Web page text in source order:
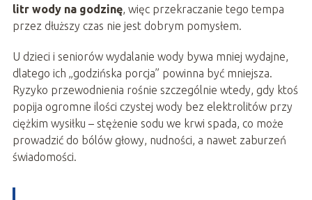
litr wody na godzinę, więc przekraczanie tego tempa
przez dłuższy czas nie jest dobrym pomysłem.
U dzieci i seniorów wydalanie wody bywa mniej wydajne,
dlatego ich „godzińska porcja” powinna być mniejsza.
Ryzyko przewodnienia rośnie szczególnie wtedy, gdy ktoś
popija ogromne ilości czystej wody bez elektrolitów przy
ciężkim wysiłku – stężenie sodu we krwi spada, co może
prowadzić do bólów głowy, nudności, a nawet zaburzeń
świadomości.